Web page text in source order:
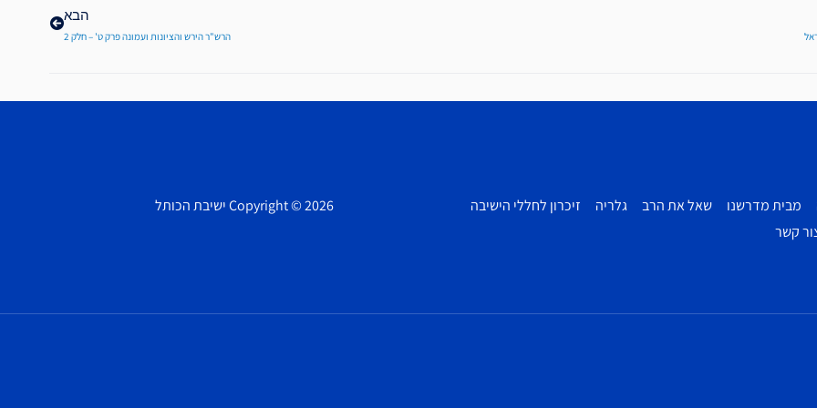
הבא
הרש"ר הירש והציונות ועמונה פרק ט' – חלק 2
מבית מדרשנו שאל את הרב גלריה
זיכרון לחללי הישיבה
קשר
Copyright © 2026 ישיבת הכותל